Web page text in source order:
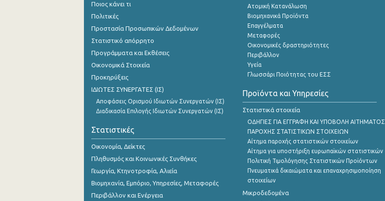
Ποιος κάνει τι
Πολιτικές
Προστασία Προσωπικών Δεδομένων
Στατιστικό απόρρητο
Προγράμματα και Εκθέσεις
Οικονομικά Στοιχεία
Προκηρύξεις
ΙΔΙΩΤΕΣ ΣΥΝΕΡΓΑΤΕΣ (ΙΣ)
Αποφάσεις Ορισμού Ιδιωτών Συνεργατών (ΙΣ)
Διαδικασία Επιλογής Ιδιωτών Συνεργατών (ΙΣ)
Στατιστικές
Οικονομία, Δείκτες
Πληθυσμός και Κοινωνικές Συνθήκες
Γεωργία, Κτηνοτροφία, Αλιεία
Βιομηχανία, Εμπόριο, Υπηρεσίες, Μεταφορές
Περιβάλλον και Ενέργεια
Ατομική Κατανάλωση
Βιομηχανικά Προϊόντα
Επαγγέλματα
Μεταφορές
Οικονομικές δραστηριότητες
Περιβάλλον
Υγεία
Γλωσσάρι Ποιότητας του ΕΣΣ
Προϊόντα και Υπηρεσίες
Στατιστικά στοιχεία
ΟΔΗΓΙΕΣ ΓΙΑ ΕΓΓΡΑΦΗ ΚΑΙ ΥΠΟΒΟΛΗ ΑΙΤΗΜΑΤΟΣ
ΠΑΡΟΧΗΣ ΣΤΑΤΙΣΤΙΚΩΝ ΣΤΟΙΧΕΙΩΝ
Αίτημα παροχής στατιστικών στοιχείων
Αίτημα για υποστήριξη ευρωπαϊκών στατιστικών
Πολιτική Τιμολόγησης Στατιστικών Προϊόντων
Πνευματικά δικαιώματα και επαναχρησιμοποίηση
στοιχείων
Μικροδεδομένα